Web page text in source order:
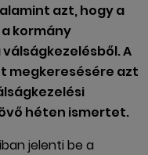
azt, hogy a
kormány
A
megkeresésére azt
héten ismertet.
jelenti be a